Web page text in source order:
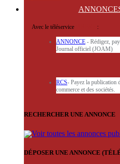
Avec le téléservice :
ANNONCE - Rédigez,
Journal officiel (JOAM)
RCS- Payez la publication
commerce et des sociétés.
RECHERCHER UNE ANNONCE
Voir toutes les annonces
DÉPOSER UNE ANNONCE